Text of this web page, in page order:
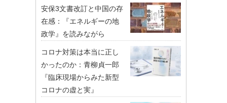
安保3文書改訂と中国の存
在感：『エネルギーの地
政学』を読みながら
コロナ対策は本当に正し
かったのか：青柳貞一郎
『臨床現場からみた新型
コロナの虚と実』